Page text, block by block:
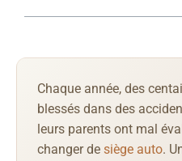
Chaque année, des
blessés dans des
leurs parents ont mal
changer de siège auto.